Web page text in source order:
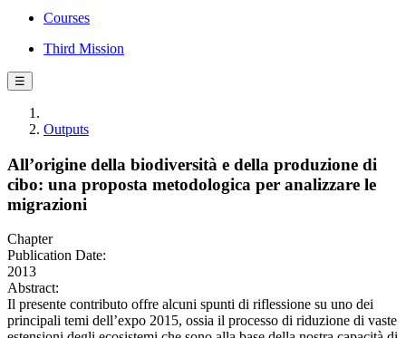
Courses
Third Mission
☰
Outputs
All’origine della biodiversità e della produzione di
cibo: una proposta metodologica per analizzare le
migrazioni
Chapter
Publication Date:
2013
Abstract:
Il presente contributo offre alcuni spunti di riflessione su uno dei
principali temi dell’expo 2015, ossia il processo di riduzione di vaste